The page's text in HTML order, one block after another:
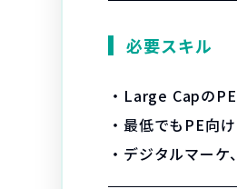
必要スキル
・Large Capの
・最低でもPE向
・デジタルマー